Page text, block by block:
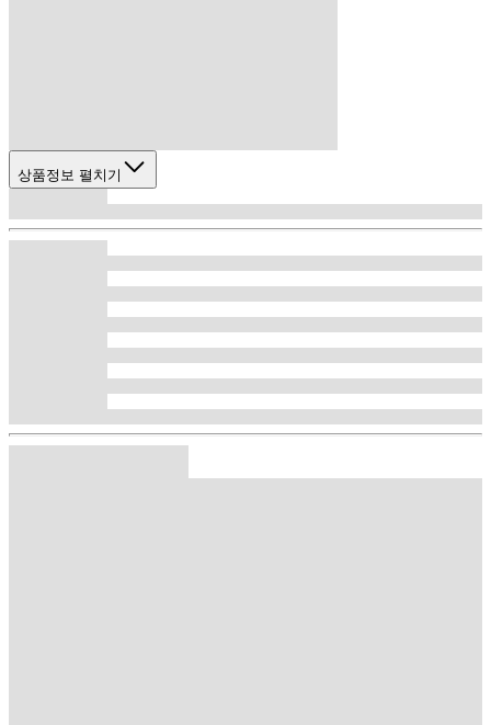
상품정보 펼치기